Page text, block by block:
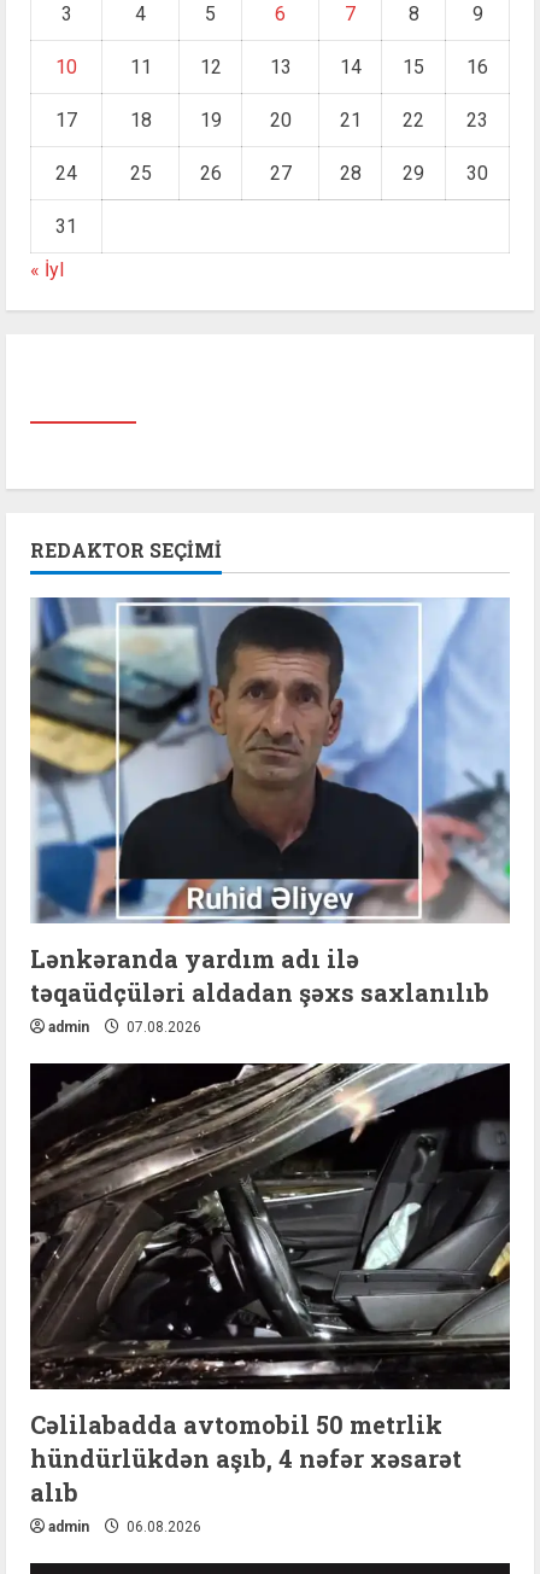
3 4 5 6 7 8 9
10 11 12 13 14 15 16
17 18 19 20 21 22 23
24 25 26 27 28 29 30
31
« İyl
REDAKTOR SEÇIMI
Lənkəranda yardım adı ilə
təqaüdçüləri aldadan şəxs saxlanılıb
admin 07.08.2026
Cəlilabadda avtomobil 50 metrlik
hündürlükdən aşıb, 4 nəfər xəsarət
alıb
admin 06.08.2026